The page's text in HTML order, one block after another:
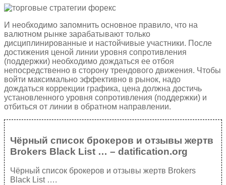
И необходимо запомнить основное правило, что на
валютном рынке зарабатывают только
дисциплинированные и настойчивые участники. После
достижения ценой линии уровня сопротивления
(поддержки) необходимо дождаться ее отбоя
непосредственно в сторону трендового движения. Чтобы
войти максимально эффективно в рынок, надо
дождаться коррекции графика, цена должна достичь
установленного уровня сопротивления (поддержки) и
отбиться от линии в обратном направлении.
Чёрный список брокеров и отзывы жертв
Brokers Black List … – datification.org
Чёрный список брокеров и отзывы жертв Brokers
Black List ….